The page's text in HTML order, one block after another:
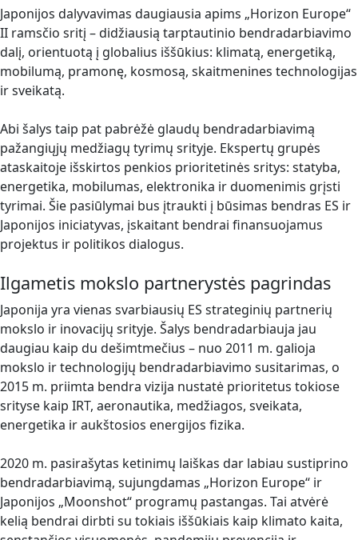
Japonijos dalyvavimas daugiausia apims „Horizon Europe“
II ramsčio sritį – didžiausią tarptautinio bendradarbiavimo
dalį, orientuotą į globalius iššūkius: klimatą, energetiką,
mobilumą, pramonę, kosmosą, skaitmenines technologijas
ir sveikatą.
Abi šalys taip pat pabrėžė glaudų bendradarbiavimą
pažangiųjų medžiagų tyrimų srityje. Ekspertų grupės
ataskaitoje išskirtos penkios prioritetinės sritys: statyba,
energetika, mobilumas, elektronika ir duomenimis grįsti
tyrimai. Šie pasiūlymai bus įtraukti į būsimas bendras ES ir
Japonijos iniciatyvas, įskaitant bendrai finansuojamus
projektus ir politikos dialogus.
Ilgametis mokslo partnerystės pagrindas
Japonija yra vienas svarbiausių ES strateginių partnerių
mokslo ir inovacijų srityje. Šalys bendradarbiauja jau
daugiau kaip du dešimtmečius – nuo 2011 m. galioja
mokslo ir technologijų bendradarbiavimo susitarimas, o
2015 m. priimta bendra vizija nustatė prioritetus tokiose
srityse kaip IRT, aeronautika, medžiagos, sveikata,
energetika ir aukštosios energijos fizika.
2020 m. pasirašytas ketinimų laiškas dar labiau sustiprino
bendradarbiavimą, sujungdamas „Horizon Europe“ ir
Japonijos „Moonshot“ programų pastangas. Tai atvėrė
kelią bendrai dirbti su tokiais iššūkiais kaip klimato kaita,